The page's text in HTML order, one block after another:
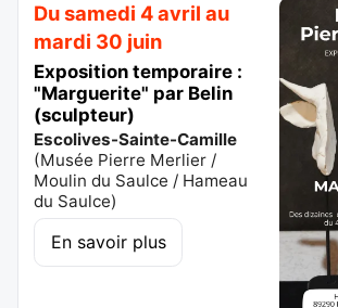
Du samedi 4 avril au
mardi 30 juin
Exposition temporaire :
"Marguerite" par Belin
(sculpteur)
Escolives-Sainte-Camille
(Musée Pierre Merlier /
Moulin du Saulce / Hameau
du Saulce)
En savoir plus